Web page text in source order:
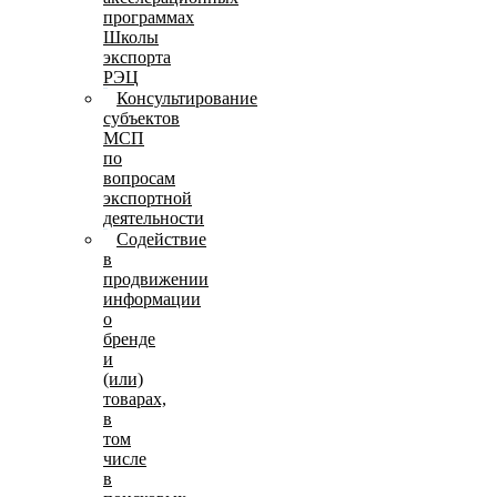
программах
Школы
экспорта
РЭЦ
Консультирование
субъектов
МСП
по
вопросам
экспортной
деятельности
Содействие
в
продвижении
информации
о
бренде
и
(или)
товарах,
в
том
числе
в